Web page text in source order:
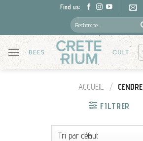
content
Find us:
Recherche
pour :
ACCUEIL / CENDRE
FILTRER